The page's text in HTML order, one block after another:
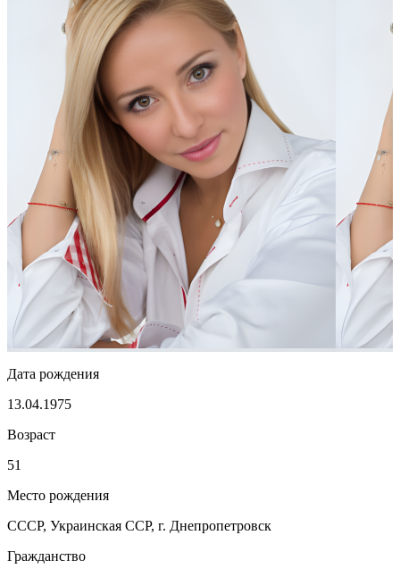
Дата рождения
13.04.1975
Возраст
51
Место рождения
СССР, Украинская ССР, г. Днепропетровск
Гражданство